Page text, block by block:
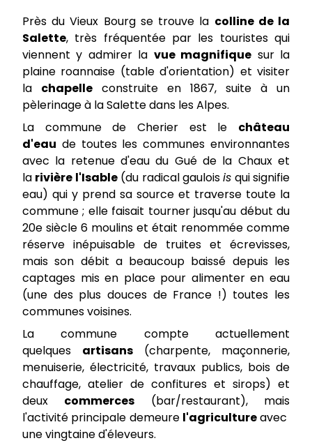
Près du Vieux Bourg se trouve la colline de la
Salette, très fréquentée par les touristes qui
viennent y admirer la vue magnifique sur la
plaine roannaise (table d'orientation) et visiter
la chapelle construite en 1867, suite à un
pèlerinage à la Salette dans les Alpes.
La commune de Cherier est le château
d'eau de toutes les communes environnantes
avec la retenue d'eau du Gué de la Chaux et
la rivière l'Isable(du radical gauloisis qui signifie
eau) qui y prend sa source et traverse toute la
commune ; elle faisait tourner jusqu'au début du
20e siècle 6 moulins et était renommée comme
réserve inépuisable de truites et écrevisses,
mais son débit a beaucoup baissé depuis les
captages mis en place pour alimenter en eau
(une des plus douces de France !) toutes les
communes voisines.
La commune compte actuellement
quelques artisans (charpente, maçonnerie,
menuiserie, électricité, travaux publics, bois de
chauffage, atelier de confitures et sirops) et
deux commerces (bar/restaurant), mais
l'activité principale demeure l'agricultureavec
une vingtaine d'éleveurs.